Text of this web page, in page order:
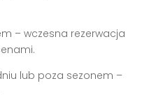
– wczesna rezerwacja
lub poza sezonem –